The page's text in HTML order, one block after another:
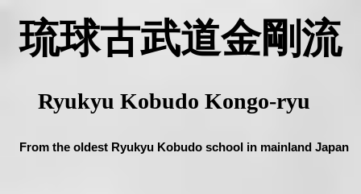
​琉球古武道金剛流
Ryukyu Kobudo Kongo-ryu
From the oldest Ryukyu Kobudo school in mainland Japan